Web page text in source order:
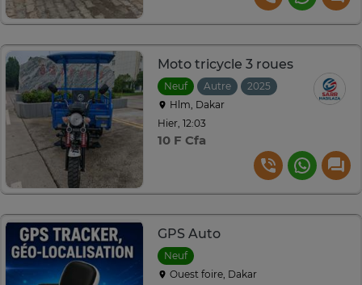
Moto tricycle 3 roues
Neuf Autre
2025
Hlm, Dakar
Hier, 12:03
10 F Cfa
GPS Auto
Neuf
Ouest foire, Dakar